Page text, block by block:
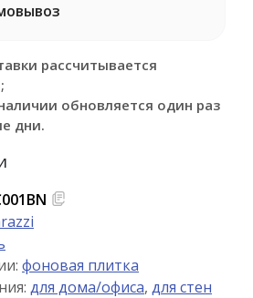
рассчитывается
обновляется один раз
дни.
фоновая плитка
для дома/офиса, для стен